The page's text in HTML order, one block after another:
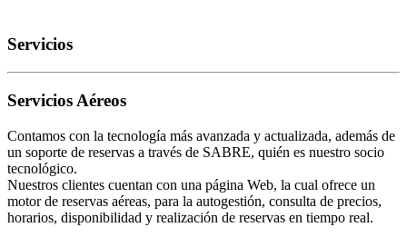
Servicios
Servicios Aéreos
Contamos con la tecnología más avanzada y actualizada, además de
un soporte de reservas a través de SABRE, quién es nuestro socio
tecnológico.
Nuestros clientes cuentan con una página Web, la cual ofrece un
motor de reservas aéreas, para la autogestión, consulta de precios,
horarios, disponibilidad y realización de reservas en tiempo real.